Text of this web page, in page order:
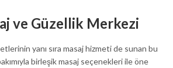
ve Güzellik Merkezi
yanı sıra masaj hizmeti de sunan bu
birleşik masaj seçenekleri ile öne